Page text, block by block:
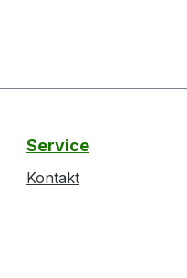
Service
Kontakt